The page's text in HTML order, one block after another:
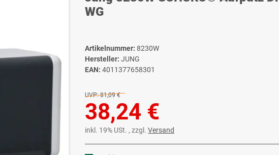
WG
Artikelnummer: 8230W
Hersteller: JUNG
EAN: 4011377658301
UVP: 81,09 €
38,24 €
inkl. 19% USt. , zzgl. Versand